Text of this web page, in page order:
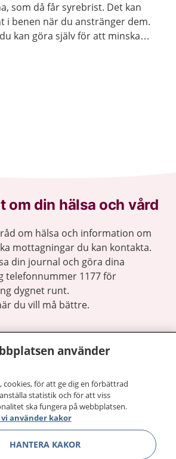
då får syrebrist. Det kan
i benen när du anstränger dem.
kan göra själv för att minska
om din hälsa och vård
om hälsa och information om
mottagningar du kan kontakta.
din journal och göra dina
telefonnummer 1177 för
dygnet runt.
du vill må bättre.
Visa
använder
cookies, för att ge dig en förbättrad
statistik och för att viss
ska fungera på webbplatsen.
använder kakor
HANTERA KAKOR